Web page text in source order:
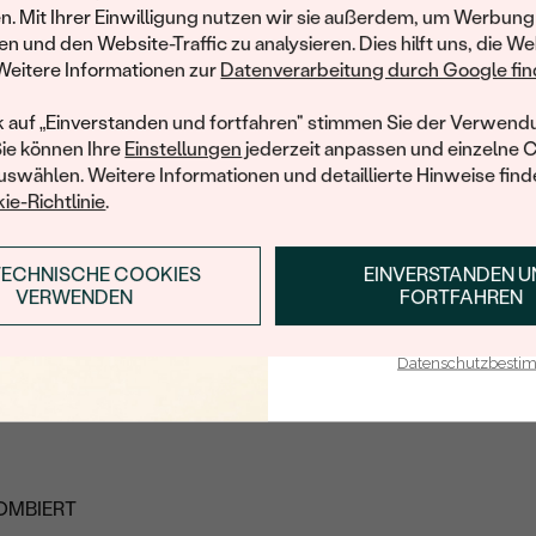
Mit Ihrer Einwilligung nutzen wir sie außerdem, um Werbung
und den Website-Traffic zu analysieren. Dies hilft uns, die
Informationen zur Datenverarbeitung durch Google
auf „Einverstanden und fortfahren" stimmen Sie der
können Ihre Einstellungen jederzeit anpassen und einzelne
Weitere Informationen und detaillierte Hinweise
Richtlinie.
EINVERSTANDEN
FORTFAHREN
COOKIES
VERWENDEN
Sehr freundlicher persönlicher Kontakt. Das
sehr.
Verifizierter Kunde
12.01.2021
und entdecken Sie die
gefertigten Schmucks
Ihren ersten
ANMELDEN &
E-Mail-Adresse je bei uns in